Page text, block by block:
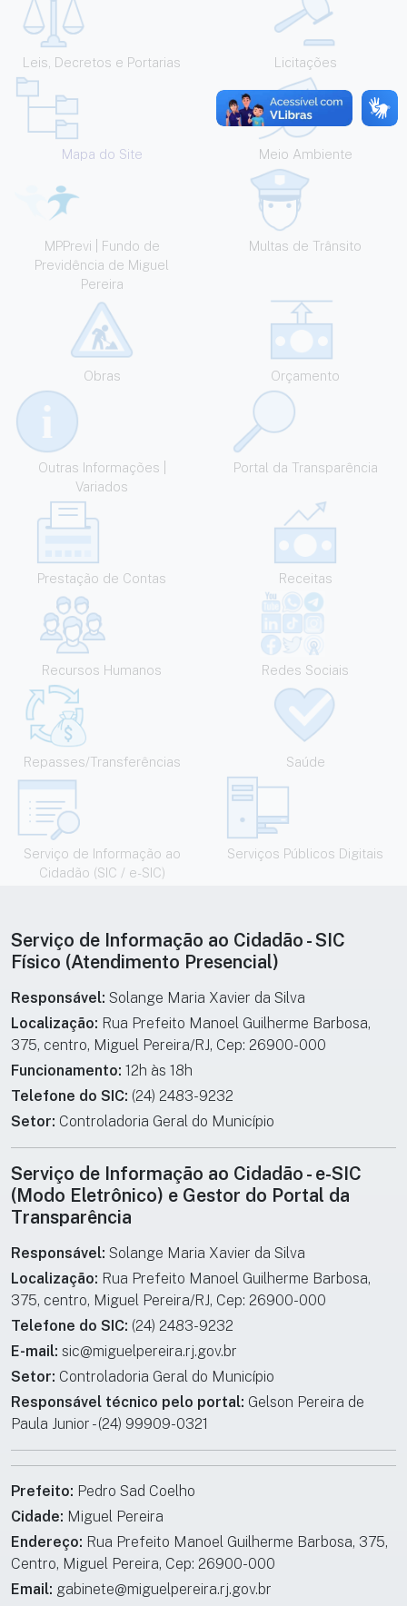
Leis, Decretos e Portarias Licitações
Mapa do Site Meio Ambiente
MPPrevi | Fundo de
Previdência de Miguel
Pereira
Multas de Trânsito
Obras Orçamento
Outras Informações |
Variados
Portal da Transparência
Prestação de Contas Receitas
Recursos Humanos Redes Sociais
Repasses/Transferências Saúde
Serviço de Informação ao
Cidadão (SIC / e-SIC)
Serviços Públicos Digitais
Informações institucionais e de
Serviço de Informação ao Cidadão - SIC
Físico (Atendimento Presencial)
Responsável: Solange Maria Xavier da Silva
Localização: Rua Prefeito Manoel Guilherme Barbosa,
375, centro, Miguel Pereira/RJ, Cep: 26900-000
Funcionamento: 12h às 18h
Telefone do SIC: (24) 2483-9232
Setor: Controladoria Geral do Município
Serviço de Informação ao Cidadão - e-SIC
(Modo Eletrônico) e Gestor do Portal da
Transparência
Responsável: Solange Maria Xavier da Silva
Localização: Rua Prefeito Manoel Guilherme Barbosa,
375, centro, Miguel Pereira/RJ, Cep: 26900-000
Telefone do SIC: (24) 2483-9232
E-mail: sic@miguelpereira.rj.gov.br
Setor: Controladoria Geral do Município
Responsável técnico pelo portal: Gelson Pereira de
Paula Junior - (24) 99909-0321
Prefeito: Pedro Sad Coelho
Cidade: Miguel Pereira
Endereço: Rua Prefeito Manoel Guilherme Barbosa, 375,
Centro, Miguel Pereira, Cep: 26900-000
Email: gabinete@miguelpereira.rj.gov.br